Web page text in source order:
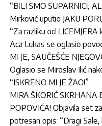
“BILI SMO SUPARNICI,
Mirković uputio JAKU
“Za razliku od LICEMJERA
Aca Lukas se oglasio
MI JE, SAUČEŠĆE
Oglasio se Miroslav Ilić
“ISKRENO MI JE ŽAO!”
MIRA ŠKORIĆ SKRHANA
POPOVIĆA! Objavila set
potresan opis: “Dragi Sale,